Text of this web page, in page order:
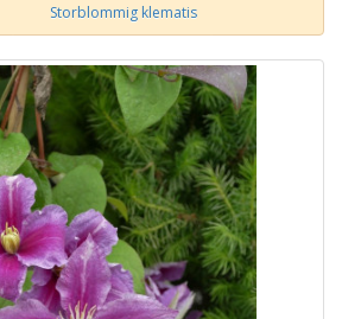
Storblommig klematis